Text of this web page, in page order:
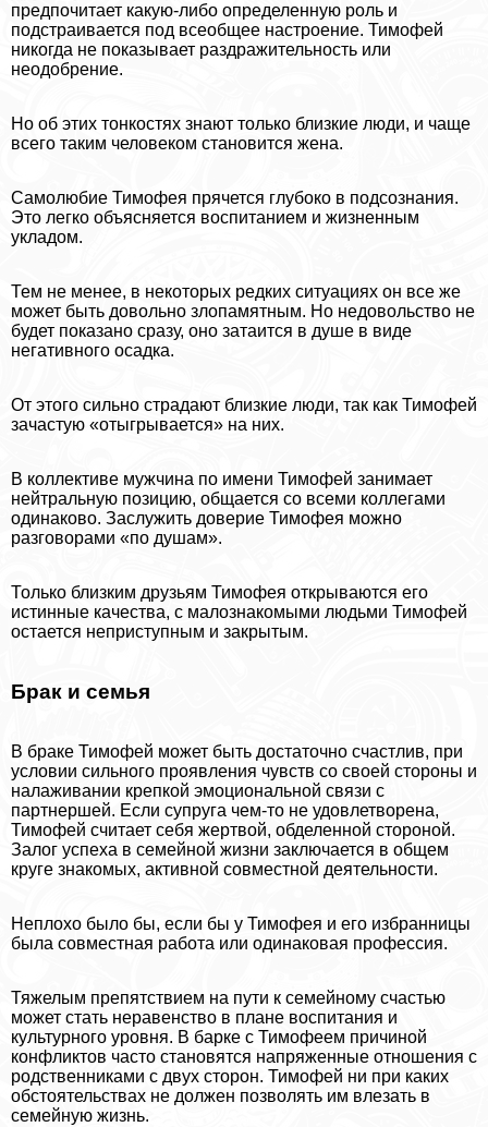
предпочитает какую-либо определенную роль и
подстраивается под всеобщее настроение. Тимофей
никогда не показывает раздражительность или
неодобрение.
Но об этих тонкостях знают только близкие люди, и чаще
всего таким человеком становится жена.
Самолюбие Тимофея прячется глубоко в подсознания.
Это легко объясняется воспитанием и жизненным
укладом.
Тем не менее, в некоторых редких ситуациях он все же
может быть довольно злопамятным. Но недовольство не
будет показано сразу, оно затаится в душе в виде
негативного осадка.
От этого сильно страдают близкие люди, так как Тимофей
зачастую «отыгрывается» на них.
В коллективе мужчина по имени Тимофей занимает
нейтральную позицию, общается со всеми коллегами
одинаково. Заслужить доверие Тимофея можно
разговорами «по душам».
Только близким друзьям Тимофея открываются его
истинные качества, с малознакомыми людьми Тимофей
остается неприступным и закрытым.
Бpaк и семья
В бpaке Тимофей может быть достаточно счастлив, при
условии сильного проявления чувств со своей стороны и
налаживании крепкой эмоциональной связи с
партнершей. Если супруга чем-то не удовлетворена,
Тимофей считает себя жертвой, обделенной стороной.
Залог успеха в семейной жизни заключается в общем
круге знакомых, активной совместной деятельности.
Неплохо было бы, если бы у Тимофея и его избранницы
была совместная работа или одинаковая профессия.
Тяжелым препятствием на пути к семейному счастью
может стать неравенство в плане воспитания и
культурного уровня. В барке с Тимофеем причиной
конфликтов часто становятся напряженные отношения с
родственниками с двух сторон. Тимофей ни при каких
обстоятельствах не должен позволять им влезать в
семейную жизнь.